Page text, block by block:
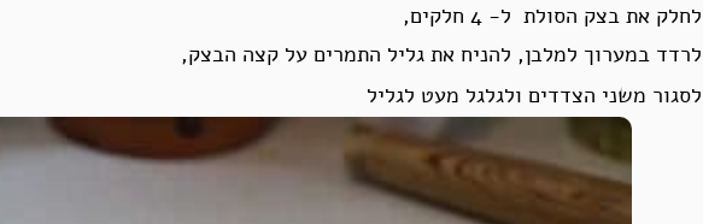
לחלק את בצק הסולת ל- 4 חלקים,
לרדד במערוך למלבן, להניח את גליל התמרים על קצה הבצק,
לסגור משני הצדדים ולגלגל מעט לגליל